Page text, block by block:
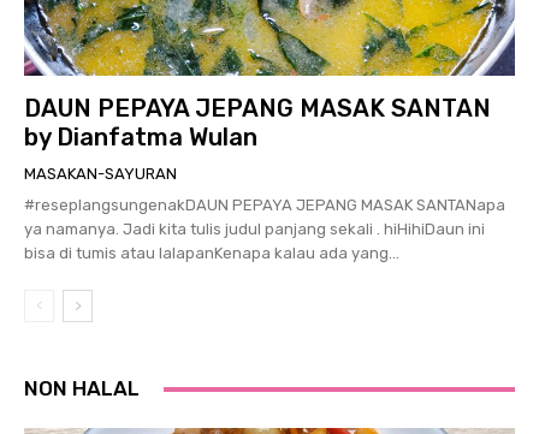
DAUN PEPAYA JEPANG MASAK SANTAN
by Dianfatma Wulan
MASAKAN-SAYURAN
#reseplangsungenakDAUN PEPAYA JEPANG MASAK SANTANapa
ya namanya. Jadi kita tulis judul panjang sekali . hiHihiDaun ini
bisa di tumis atau lalapanKenapa kalau ada yang...
NON HALAL